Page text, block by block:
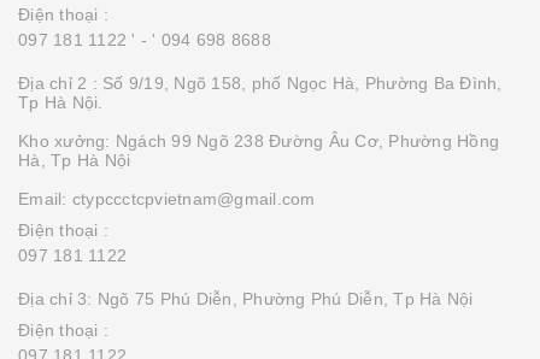
Điện thoại :
097 181 1122 ' - ' 094 698 8688
Địa chỉ 2 : Số 9/19, Ngõ 158, phố Ngọc Hà, Phường Ba Đình,
Tp Hà Nội.
Kho xưởng: Ngách 99 Ngõ 238 Đường Âu Cơ, Phường Hồng
Hà, Tp Hà Nội
Email: ctypccctcpvietnam@gmail.com
Điện thoại :
097 181 1122
Địa chỉ 3: Ngõ 75 Phú Diễn, Phường Phú Diễn, Tp Hà Nội
Điện thoại :